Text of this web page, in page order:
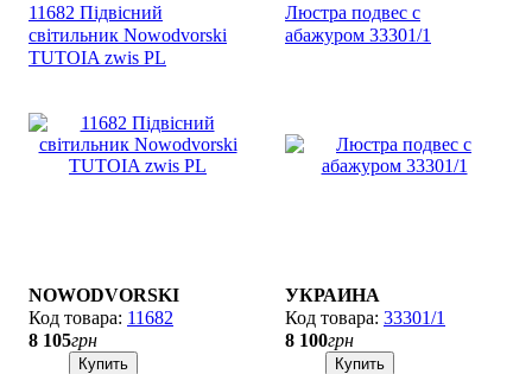
11682 Підвісний
світильник Nowodvorski
TUTOIA zwis PL
NOWODVORSKI
11682
8 105грн
Купить
Люстра подвес с
абажуром 33301/1
УКРАИНА
33301/1
8 100грн
Купить